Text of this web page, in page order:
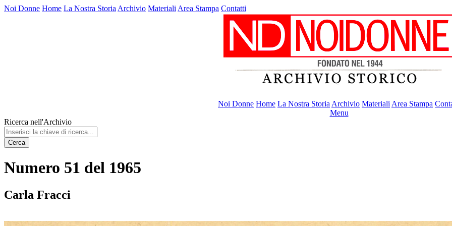
Noi Donne Home La Nostra Storia Archivio Materiali Area Stampa Contatti
Noi Donne Home La Nostra Storia Archivio Materiali Area Stampa
Menu
Ricerca nell'Archivio
Cerca
Numero 51 del 1965
Carla Fracci